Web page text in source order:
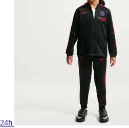
24h